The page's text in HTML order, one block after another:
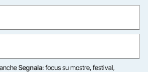
Segnala: focus su mostre, festival,